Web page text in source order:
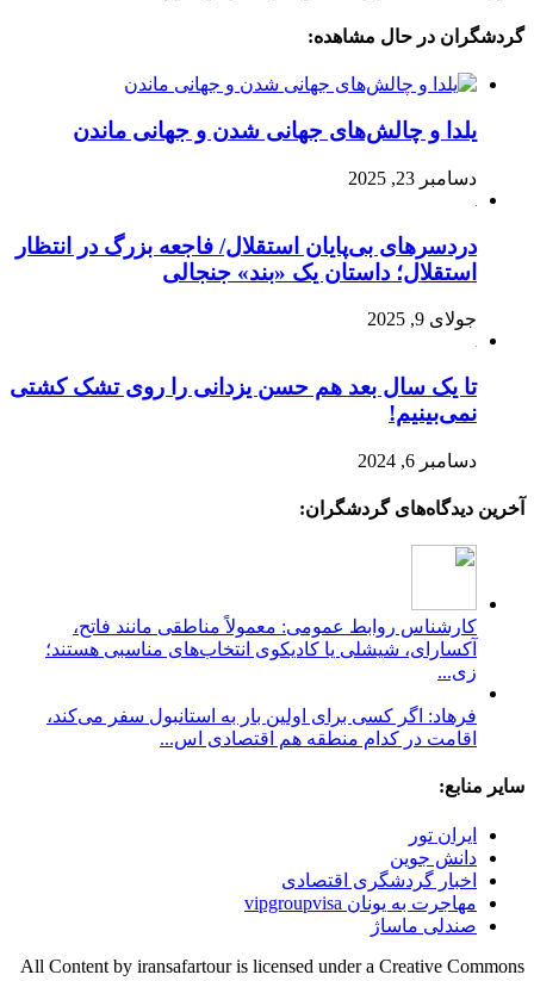
گردشگران در حال مشاهده:
یلدا و چالش‌های جهانی شدن و جهانی ماندن
دسامبر 23, 2025
دردسرهای بی‌پایان استقلال/ فاجعه بزرگ در انتظار
استقلال؛ داستان یک «بند» جنجالی
جولای 9, 2025
تا یک سال بعد هم حسن یزدانی را روی تشک کشتی
نمی‌بینیم!
دسامبر 6, 2024
آخرین دیدگاه‌های گردشگران:
کارشناس روابط عمومی: معمولاً مناطقی مانند فاتح،
آکسارای، شیشلی یا کادیکوی انتخاب‌های مناسبی هستند؛
زی...
فرهاد: اگر کسی برای اولین بار به استانبول سفر می‌کند،
اقامت در کدام منطقه هم اقتصادی اس...
سایر منابع:
ایران تور
دانش جوین
اخبار گردشگری اقتصادی
مهاجرت به یونان vipgroupvisa
صندلی ماساژ
All Content by iransafartour is licensed under a Creative Commons